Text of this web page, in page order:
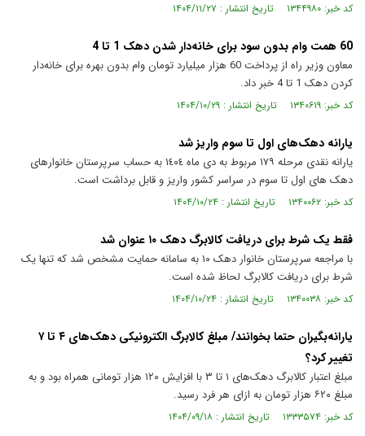
کد خبر: ۱۳۴۴۹۸۰ تاریخ انتشار : ۱۴۰۴/۱۱/۲۷
60 همت وام بدون سود برای خانه‌دار شدن دهک 1 تا 4
معاون وزیر راه از پرداخت 60 هزار میلیارد تومان وام بدون بهره برای خانه‌دار
کردن دهک 1 تا 4 خبر داد.
کد خبر: ۱۳۴۰۶۱۹ تاریخ انتشار : ۱۴۰۴/۱۰/۲۹
یارانه دهک‌های اول تا سوم واریز شد
یارانه نقدی مرحله ۱۷۹ مربوط به دی ماه ١٤٠٤ به حساب سرپرستان خانوارهای
دهک های اول تا سوم در سراسر کشور واریز و قابل برداشت است.
کد خبر: ۱۳۴۰۰۶۲ تاریخ انتشار : ۱۴۰۴/۱۰/۲۴
فقط یک شرط برای دریافت کالابرگ دهک ۱۰ عنوان شد
با مراجعه سرپرستان خانوار دهک ۱۰ به سامانه حمایت مشخص شد که تنها یک
شرط برای دریافت کالابرگ لحاظ شده است.
کد خبر: ۱۳۴۰۰۳۸ تاریخ انتشار : ۱۴۰۴/۱۰/۲۴
یارانه‌بگیران حتما بخوانند/ مبلغ کالابرگ الکترونیکی دهک‌های ۴ تا ۷
تغییر کرد؟
مبلغ اعتبار کالابرگ دهک‌های ۱ تا ۳ با افزایش ۱۲۰ هزار تومانی همراه بود و به
مبلغ ۶۲۰ هزار تومان به ازای هر فرد رسید.
کد خبر: ۱۳۳۳۵۷۴ تاریخ انتشار : ۱۴۰۴/۰۹/۱۸